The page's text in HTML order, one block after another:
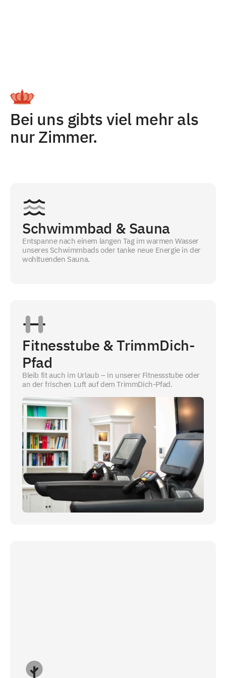
Bei uns gibts viel mehr als
nur Zimmer.
Schwimmbad & Sauna
Entspanne nach einem langen Tag im warmen Wasser
unseres Schwimmbads oder tanke neue Energie in der
wohltuenden Sauna.
Fitnesstube & TrimmDich-
Pfad
Bleib fit auch im Urlaub – in unserer Fitnessstube oder
an der frischen Luft auf dem TrimmDich-Pfad.